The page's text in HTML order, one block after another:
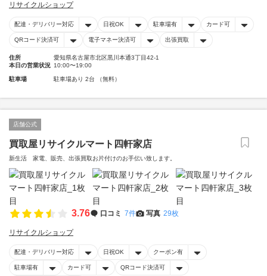
リサイクルショップ
配達・デリバリー対応 日祝OK 駐車場有 カード可
QRコード決済可 電子マネー決済可 出張買取
住所
愛知県名古屋市北区黒川本通3丁目42-1
本日の営業状況 10:00〜19:00
駐車場 駐車場あり 2台 （無料）
店舗公式
買取屋リサイクルマート四軒家店
新生活 家電、販売、出張買取お片付けのお手伝い致します。
3.76 口コミ 7件 写真 29枚
リサイクルショップ
配達・デリバリー対応 日祝OK クーポン有
駐車場有 カード可 QRコード決済可